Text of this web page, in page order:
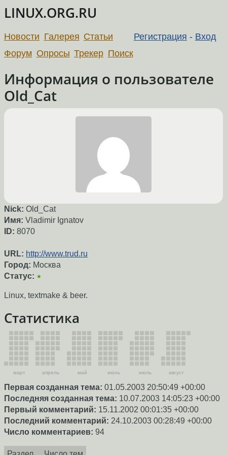
LINUX.ORG.RU
Регистрация - Вход
Новости Галерея Статьи
Форум Опросы Трекер Поиск
Информация о пользователе
Old_Cat
Nick: Old_Cat
Имя: Vladimir Ignatov
ID: 8070
URL: http://www.trud.ru
Город: Москва
Статус: ★
Linux, textmake & beer.
Статистика
март апрель май июнь июль август
Первая созданная тема: 01.05.2003 20:50:49 +00:00
Последняя созданная тема: 10.07.2003 14:05:23 +00:00
Первый комментарий: 15.11.2002 00:01:35 +00:00
Последний комментарий: 24.10.2003 00:28:49 +00:00
Число комментариев: 94